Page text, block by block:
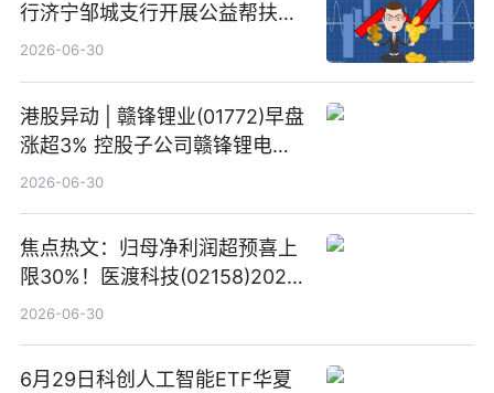
行济宁邹城支行开展公益帮扶活
动-观热点
2026-06-30
港股异动 | 赣锋锂业(01772)早盘
涨超3% 控股子公司赣锋锂电完
成20亿元增资扩股
2026-06-30
焦点热文：归母净利润超预喜上
限30%！医渡科技(02158)2026
财年扭亏为盈，经营性现金流转
2026-06-30
6月29日科创人工智能ETF华夏